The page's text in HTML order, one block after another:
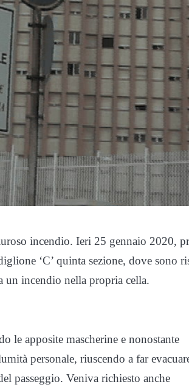
incendio. Ieri 25 gennaio 2020,
‘C’ quinta sezione, dove sono
un incendio nella propria cella.
le apposite mascherine e nonostante
personale, riuscendo a far
passeggio. Veniva richiesto anche